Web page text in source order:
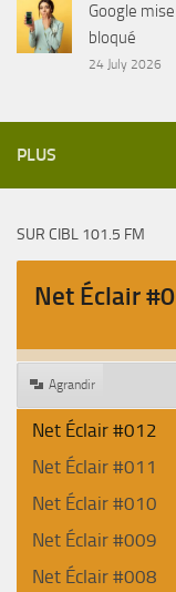
Google
bloqué
24 July 2026
PLUS
SUR CIBL 101.5 FM
Net Éclair
Agrandir
Net Éclair #012
Net Éclair #011
Net Éclair #010
Net Éclair #009
Net Éclair #008